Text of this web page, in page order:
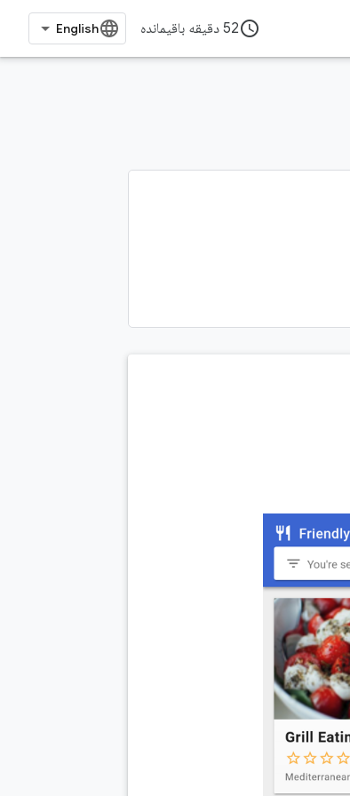
access_time52 دقیقه باقیمانده